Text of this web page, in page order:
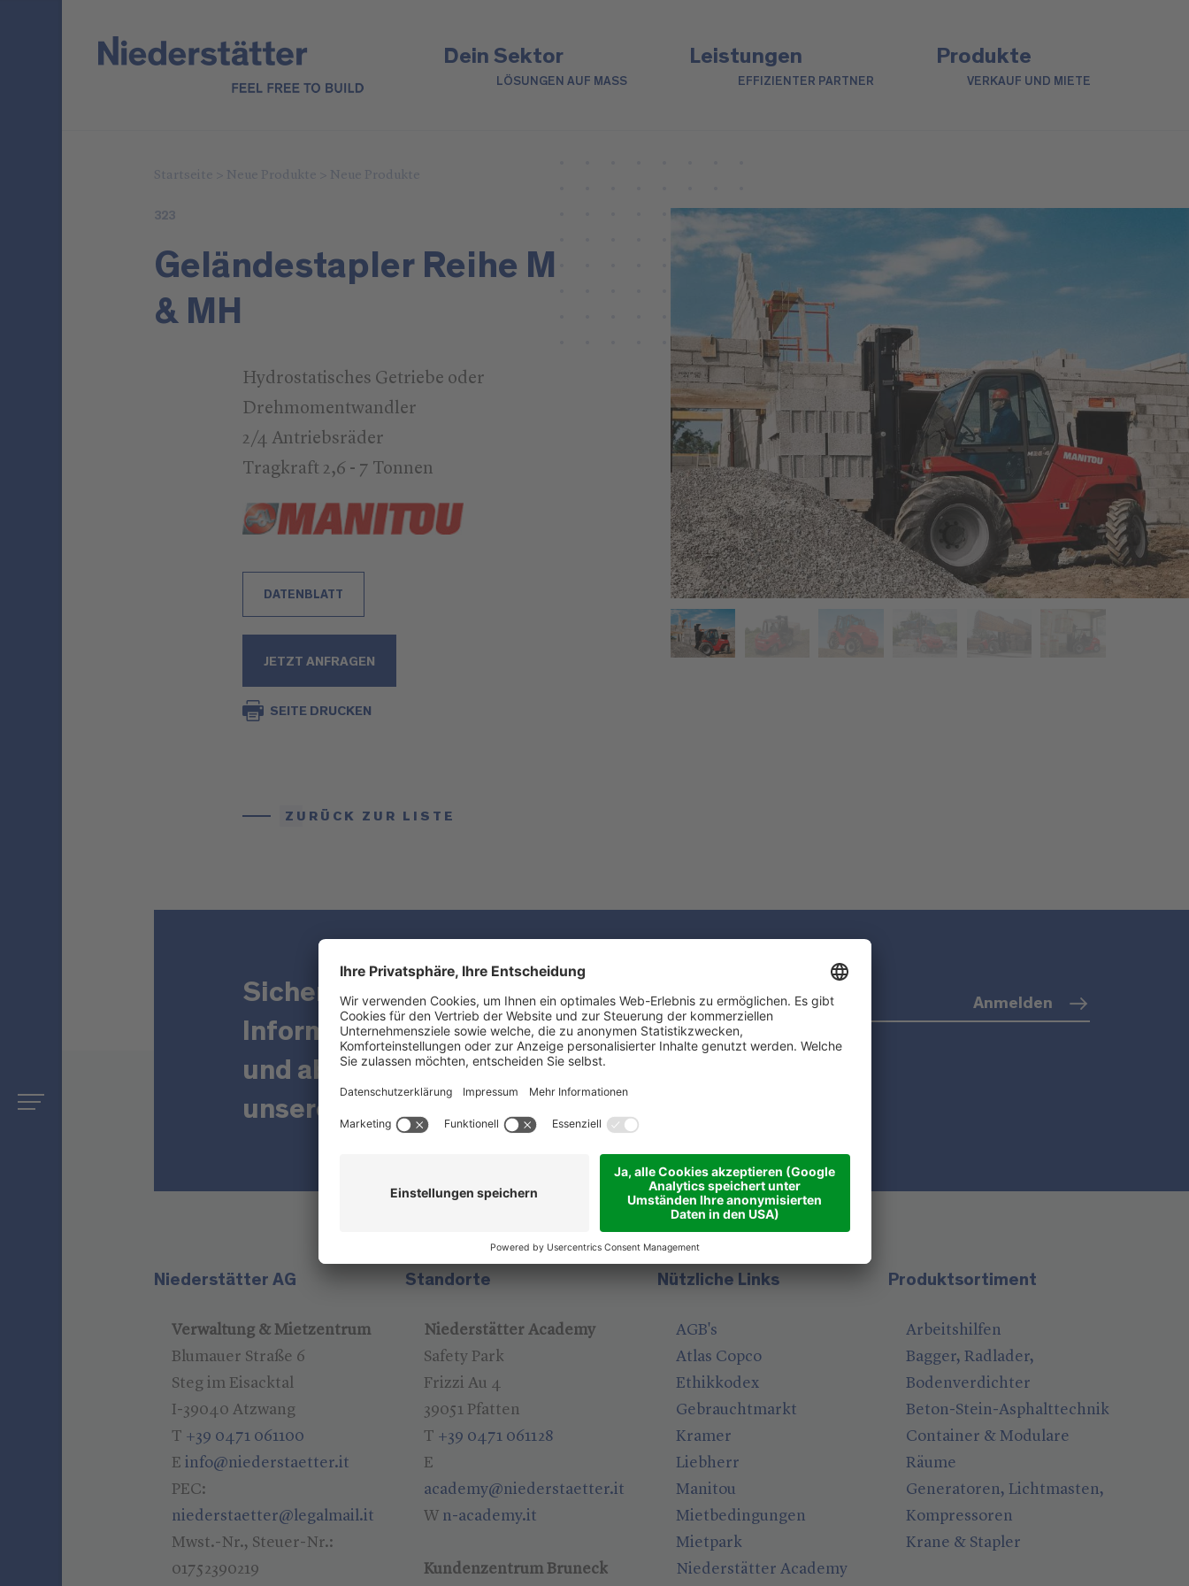
Dein Sektor
LÖSUNGEN AUF MASS
Leistungen
EFFIZIENTER PARTNER
Produkte
VERKAUF UND MIETE
323
Geländestapler Reihe M
& MH
Hydrostatisches Getriebe oder
Drehmomentwandler
2/4 Antriebsräder
Tragkraft 2,6 - 7 Tonnen
DATENBLATT
JETZT ANFRAGEN
SEITE DRUCKEN
ZURÜCK ZUR LISTE
Startseite > Neue Produkte > Neue Produkte
Sichern Sie sich Ihren
Informationsvorsprung
und abonnieren Sie
unseren Newsletter!
Datenschutz(Info)
Anmelden
Niederstätter AG
Verwaltung & Mietzentrum
Blumauer Straße 6
Steg im Eisacktal
I-39040 Atzwang
T +39 0471 061100
E info@niederstaetter.it
PEC:
niederstaetter@legalmail.it
Mwst.-Nr., Steuer-Nr.:
01752390219
Standorte
Niederstätter Academy
Safety Park
Frizzi Au 4
39051 Pfatten
T +39 0471 061128
E
academy@niederstaetter.it
W n-academy.it
Kundenzentrum Bruneck
Nützliche Links
AGB's
Atlas Copco
Ethikkodex
Gebrauchtmarkt
Kramer
Liebherr
Manitou
Mietbedingungen
Mietpark
Niederstätter Academy
Produktsortiment
Arbeitshilfen
Bagger, Radlader,
Bodenverdichter
Beton-Stein-Asphalttechnik
Container & Modulare
Räume
Generatoren, Lichtmasten,
Kompressoren
Krane & Stapler